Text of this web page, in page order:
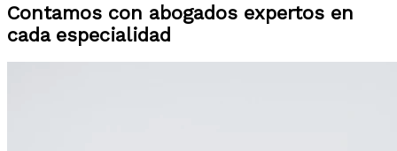
Contamos con abogados expertos en
cada especialidad